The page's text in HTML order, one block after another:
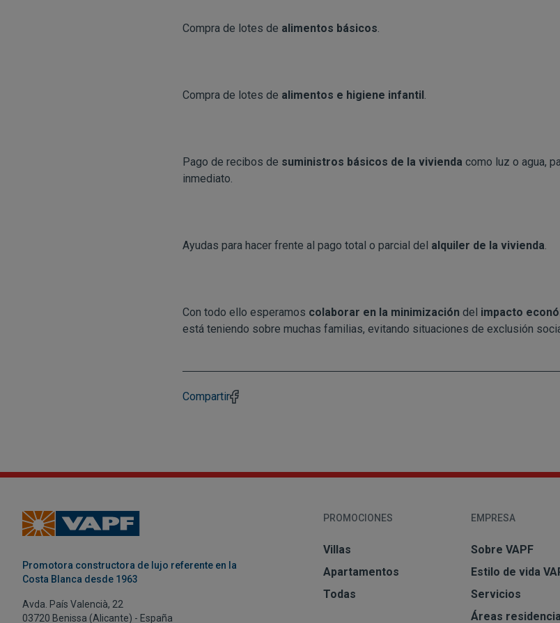
Compra de lotes de alimentos básicos.
Compra de lotes de alimentos e higiene infantil.
Pago de recibos de suministros básicos de la vivienda como luz o agua,
inmediato.
Ayudas para hacer frente al pago total o parcial del alquiler de la vivienda.
Con todo ello esperamos colaborar en la minimización del impacto
está teniendo sobre muchas familias, evitando situaciones de exclusión
Compartir
Promotora constructora de lujo referente en la
Costa Blanca desde 1963
Avda. País Valencià, 22
03720 Benissa (Alicante) - España
PROMOCIONES
Villas
Apartamentos
Todas
EMPRESA
Sobre VAPF
Estilo de vida
Servicios
Áreas